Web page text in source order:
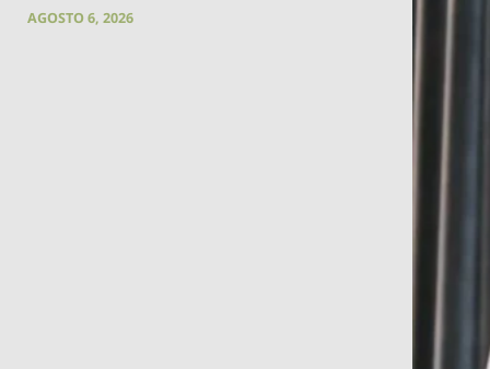
AGOSTO 6, 2026